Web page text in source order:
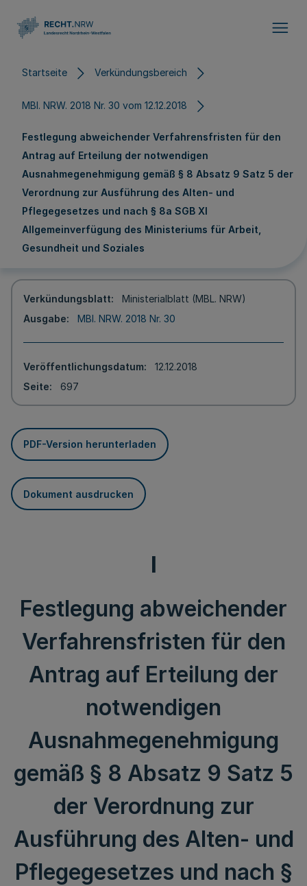
Startseite Verkündungsbereich
MBl. NRW. 2018 Nr. 30 vom 12.12.2018
Festlegung abweichender Verfahrensfristen für den
Antrag auf Erteilung der notwendigen
Ausnahmegenehmigung gemäß § 8 Absatz 9 Satz 5 der
Verordnung zur Ausführung des Alten- und
Pflegegesetzes und nach § 8a SGB XI
Allgemeinverfügung des Ministeriums für Arbeit,
Gesundheit und Soziales
Verkündungsblatt
Ministerialblatt (MBL. NRW)
Ausgabe
MBl. NRW. 2018 Nr. 30
Veröffentlichungsdatum
12.12.2018
Seite
697
PDF-Version herunterladen
Dokument ausdrucken
I
Festlegung abweichender
Verfahrensfristen für den
Antrag auf Erteilung der
notwendigen
Ausnahmegenehmigung
gemäß § 8 Absatz 9 Satz 5
der Verordnung zur
Ausführung des Alten- und
Pflegegesetzes und nach §